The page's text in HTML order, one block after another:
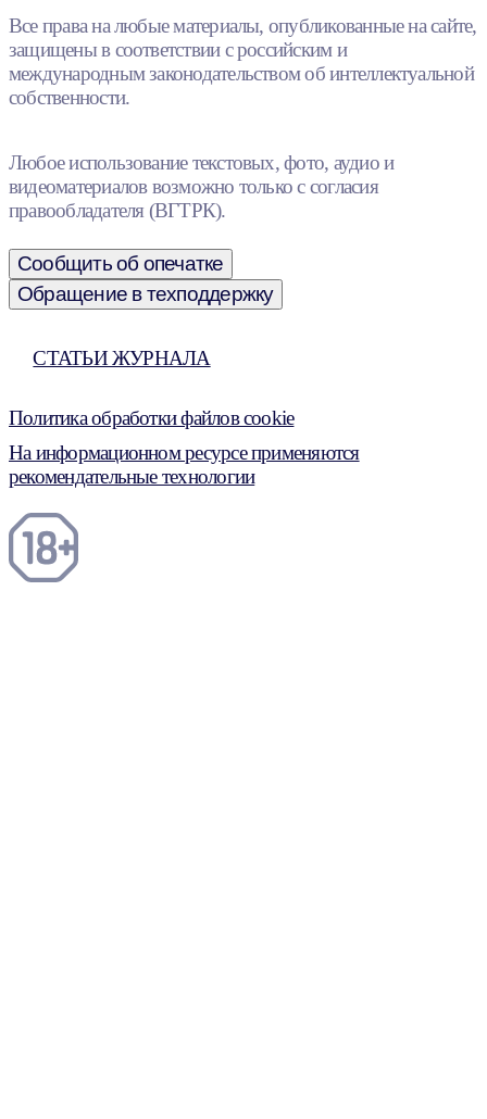
Все права на любые материалы, опубликованные на сайте,
защищены в соответствии с российским и
международным законодательством об интеллектуальной
собственности.
Любое использование текстовых, фото, аудио и
видеоматериалов возможно только с согласия
правообладателя (ВГТРК).
Сообщить об опечатке
Обращение в техподдержку
СТАТЬИ ЖУРНАЛА
Политика обработки файлов cookie
На информационном ресурсе применяются
рекомендательные технологии